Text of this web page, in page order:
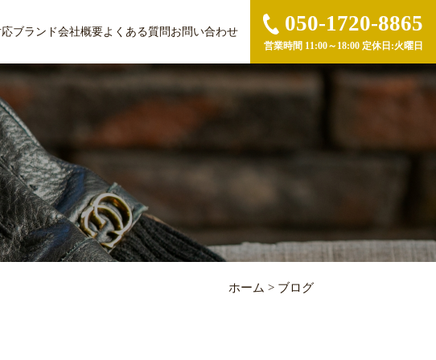
ブランド会社概要よくある質問 お問い合わせ 050-1720-8865
営業時間 11:00～18:00 定休日:火曜日
ホーム > ブログ